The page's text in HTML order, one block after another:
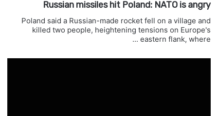
Russian missiles hit Poland: NATO is angry
Poland said a Russian-made rocket fell on a village and
killed two people, heightening tensions on Europe's
eastern flank, where ...